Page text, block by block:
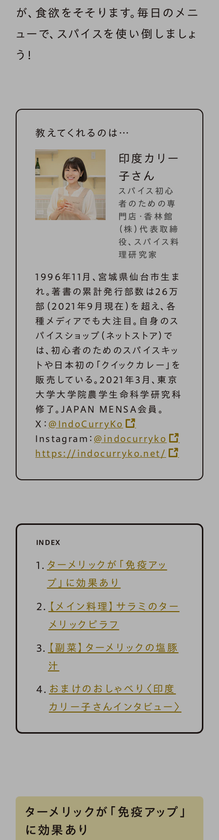
が、食欲をそそります。毎日のメニ
ューで、スパイスを使い倒しましょ
う！
教えてくれるのは…
印度カリー
子さん
スパイス初心
者のための専
門店・香林館
（株）代表取締
役、スパイス料
理研究家
1996年11月、宮城県仙台市生ま
れ。著書の累計発行部数は26万
部（2021年9月現在）を超え、各
種メディアでも大注目。自身のス
パイスショップ（ネットストア）で
は、初心者のためのスパイスキッ
トや日本初の「クイックカレー」を
販売している。2021年3月、東京
大学大学院農学生命科学研究科
修了。JAPAN MENSA会員。
X： @IndoCurryKo
Instagram： @indocurryko
https://indocurryko.net/
INDEX
ターメリックが「免疫アッ
プ」に効果あり
【メイン料理】サラミのター
メリックピラフ
【副菜】ターメリックの塩豚
汁
おまけのおしゃべり〈印度
カリー子さんインタビュー〉
ターメリックが「免疫アップ」
に効果あり